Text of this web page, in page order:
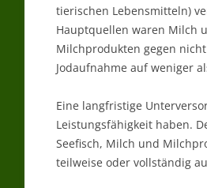
tierischen Lebensmitteln)
Hauptquellen waren Milch
Milchprodukten gegen
Jodaufnahme auf weniger
Eine langfristige
Leistungsfähigkeit haben.
Seefisch, Milch und
teilweise oder vollständig